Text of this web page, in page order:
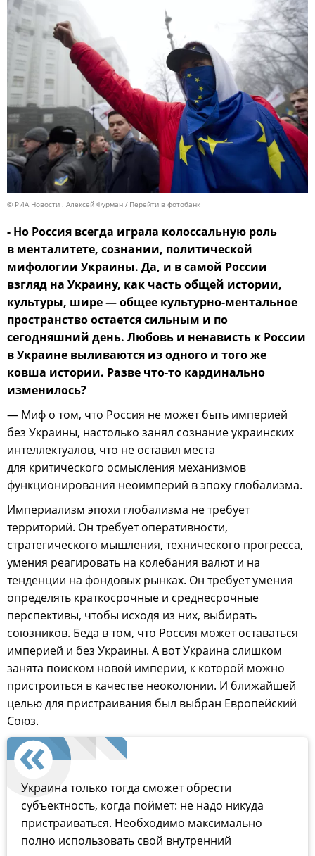
© РИА Новости . Алексей Фурман Перейти в фотобанк
- Но Россия всегда играла колоссальную роль
в менталитете, сознании, политической
мифологии Украины. Да, и в самой России
взгляд на Украину, как часть общей истории,
культуры, шире — общее культурно-ментальное
пространство остается сильным и по
сегодняшний день. Любовь и ненависть к России
в Украине выливаются из одного и того же
ковша истории. Разве что-то кардинально
изменилось?
— Миф о том, что Россия не может быть империей
без Украины, настолько занял сознание украинских
интеллектуалов, что не оставил места
для критического осмысления механизмов
функционирования неоимперий в эпоху глобализма.
Империализм эпохи глобализма не требует
территорий. Он требует оперативности,
стратегического мышления, технического прогресса,
умения реагировать на колебания валют и на
тенденции на фондовых рынках. Он требует умения
определять краткосрочные и среднесрочные
перспективы, чтобы исходя из них, выбирать
союзников. Беда в том, что Россия может оставаться
империей и без Украины. А вот Украина слишком
занята поиском новой империи, к которой можно
пристроиться в качестве неоколонии. И ближайшей
целью для пристраивания был выбран Европейский
Союз.
Украина только тогда сможет обрести
субъектность, когда поймет: не надо никуда
пристраиваться. Необходимо максимально
полно использовать свой внутренний